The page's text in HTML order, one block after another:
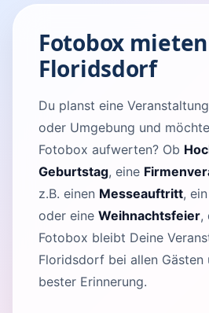
Fotobox
Floridsdorf
Du planst eine
oder Umgebung und
Fotobox aufwerten? Ob
Geburtstag, eine
z.B. einen Messeauftritt, ein
oder eine Weihnachtsfeier,
Fotobox bleibt Deine
Floridsdorf bei allen Gästen
bester Erinnerung.